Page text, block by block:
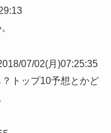
07/02(月)07:25:35
トップ10予想とかど